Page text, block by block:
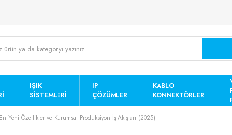
IŞIK
SISTEMLERI
IP
ÇÖZÜMLER
KABLO
KONNEKTÖRLER
Yeni Özellikler ve Kurumsal Prodüksiyon İş Akışları (2025)